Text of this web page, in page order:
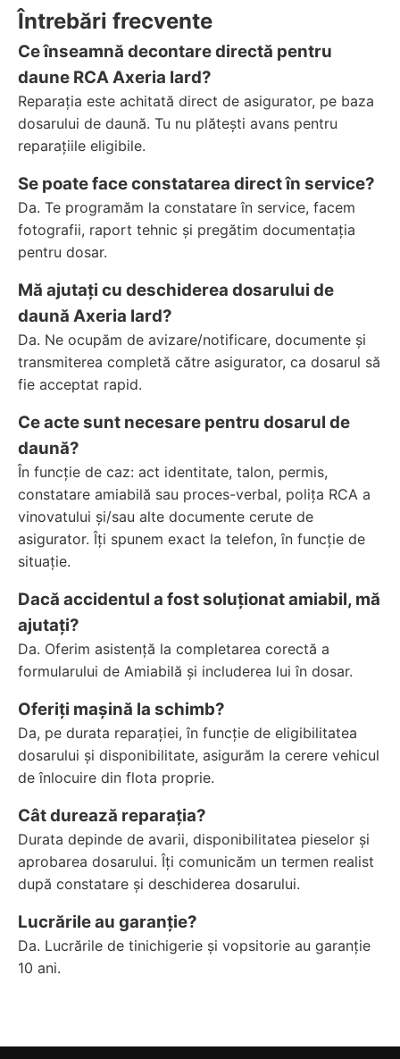
Întrebări frecvente
Ce înseamnă decontare directă pentru
daune RCA Axeria Iard?
Reparația este achitată direct de asigurator, pe baza
dosarului de daună. Tu nu plătești avans pentru
reparațiile eligibile.
Se poate face constatarea direct în service?
Da. Te programăm la constatare în service, facem
fotografii, raport tehnic și pregătim documentația
pentru dosar.
Mă ajutați cu deschiderea dosarului de
daună Axeria Iard?
Da. Ne ocupăm de avizare/notificare, documente și
transmiterea completă către asigurator, ca dosarul să
fie acceptat rapid.
Ce acte sunt necesare pentru dosarul de
daună?
În funcție de caz: act identitate, talon, permis,
constatare amiabilă sau proces-verbal, polița RCA a
vinovatului și/sau alte documente cerute de
asigurator. Îți spunem exact la telefon, în funcție de
situație.
Dacă accidentul a fost soluționat amiabil, mă
ajutați?
Da. Oferim asistență la completarea corectă a
formularului de Amiabilă și includerea lui în dosar.
Oferiți mașină la schimb?
Da, pe durata reparației, în funcție de eligibilitatea
dosarului și disponibilitate, asigurăm la cerere vehicul
de înlocuire din flota proprie.
Cât durează reparația?
Durata depinde de avarii, disponibilitatea pieselor și
aprobarea dosarului. Îți comunicăm un termen realist
după constatare și deschiderea dosarului.
Lucrările au garanție?
Da. Lucrările de tinichigerie și vopsitorie au garanție
10 ani.